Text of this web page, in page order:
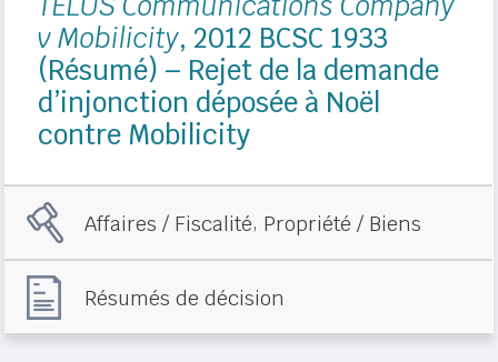
v Mobilicity, 2012 BCSC 1933
(Résumé) – Rejet de la demande
d’injonction déposée à Noël
contre Mobilicity
Affaires / Fiscalité, Propriété / Biens
Résumés de décision